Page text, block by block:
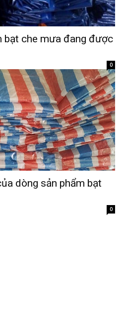
bạt che mưa đang được
0
dòng sản phẩm bạt
0